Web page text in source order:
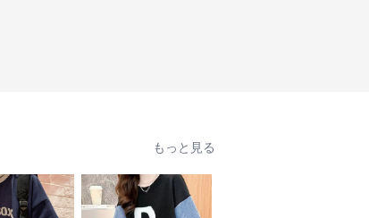
もっと見る